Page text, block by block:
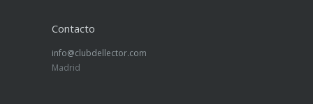
Contacto
info@clubdellector.com
Madrid